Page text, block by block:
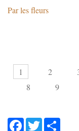
Par les fleurs
1 2
8
9
Facebook
Twitter